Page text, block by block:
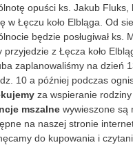
opuści ks. Jakub Fluks,
w Łęczu koło Elbląga. Od
będzie posługiwał ks.
przyjedzie z Łęcza koło
zaplanowaliśmy na dzień
10 a później podczas
za wspieranie
mszalne wywieszone są
na naszej stronie
do kupowania i